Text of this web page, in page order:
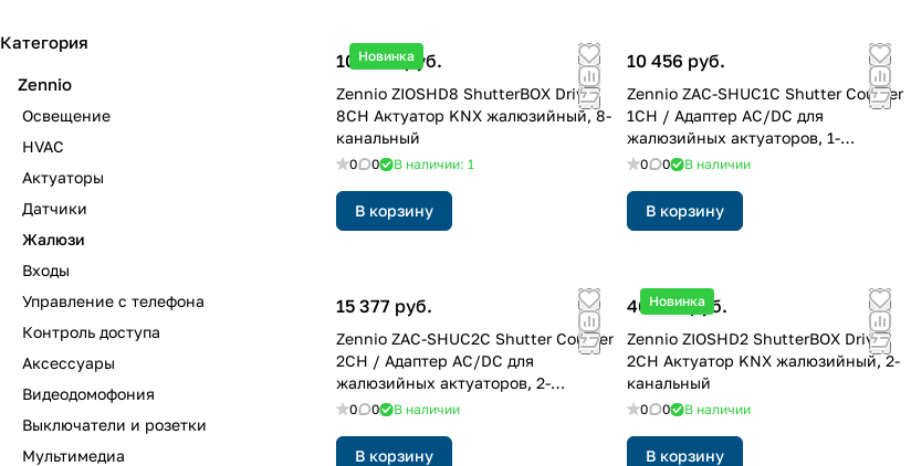
Новинка
102 817 руб.
Zennio ZIOSHD8 ShutterBOX Drive
8CH Актуатор KNX жалюзийный, 8-
канальный
0 0 В наличии: 1
В корзину
10 456 руб.
Zennio ZAC-SHUC1C Shutter Coupler
1CH / Адаптер AC/DC для
жалюзийных актуаторов, 1-
канальный
0 0 В наличии
В корзину
15 377 руб.
Zennio ZAC-SHUC2C Shutter Coupler
2CH / Адаптер AC/DC для
жалюзийных актуаторов, 2-
канальный
0 0 В наличии
В корзину
Новинка
46 335 руб.
Zennio ZIOSHD2 ShutterBOX Drive
2CH Актуатор KNX жалюзийный, 2-
канальный
0 0 В наличии
В корзину
Категория
Zennio
Освещение
HVAC
Актуаторы
Датчики
Жалюзи
Входы
Управление с телефона
Контроль доступа
Аксессуары
Видеодомофония
Выключатели и розетки
Мультимедиа